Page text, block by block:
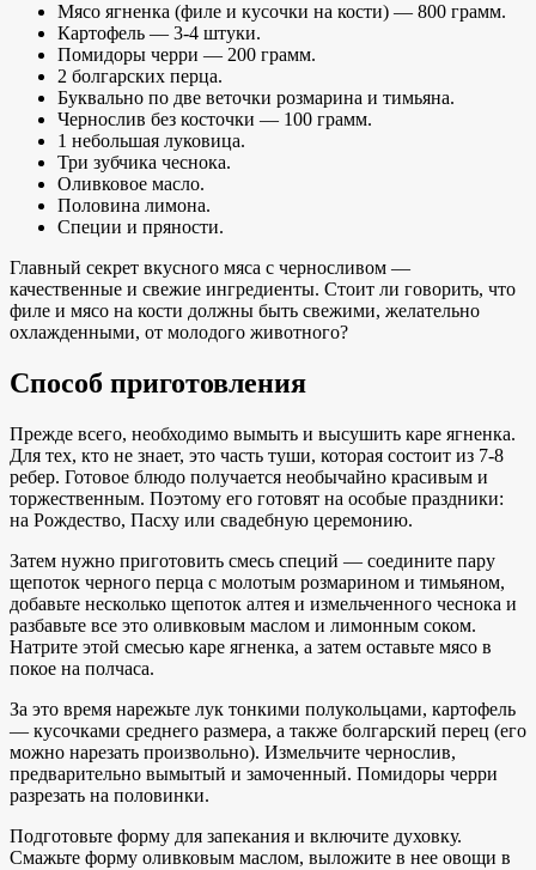
Мясо ягненка (филе и кусочки на кости) — 800 грамм.
Картофель — 3-4 штуки.
Помидоры черри — 200 грамм.
2 болгарских перца.
Буквально по две веточки розмарина и тимьяна.
Чернослив без косточки — 100 грамм.
1 небольшая луковица.
Три зубчика чеснока.
Оливковое масло.
Половина лимона.
Специи и пряности.
Главный секрет вкусного мяса с черносливом —
качественные и свежие ингредиенты. Стоит ли говорить, что
филе и мясо на кости должны быть свежими, желательно
охлажденными, от молодого животного?
Способ приготовления
Прежде всего, необходимо вымыть и высушить каре ягненка.
Для тех, кто не знает, это часть туши, которая состоит из 7-8
ребер. Готовое блюдо получается необычайно красивым и
торжественным. Поэтому его готовят на особые праздники:
на Рождество, Пасху или свадебную церемонию.
Затем нужно приготовить смесь специй — соедините пару
щепоток черного перца с молотым розмарином и тимьяном,
добавьте несколько щепоток алтея и измельченного чеснока и
разбавьте все это оливковым маслом и лимонным соком.
Натрите этой смесью каре ягненка, а затем оставьте мясо в
покое на полчаса.
За это время нарежьте лук тонкими полукольцами, картофель
— кусочками среднего размера, а также болгарский перец (его
можно нарезать произвольно). Измельчите чернослив,
предварительно вымытый и замоченный. Помидоры черри
разрезать на половинки.
Подготовьте форму для запекания и включите духовку.
Смажьте форму оливковым маслом, выложите в нее овощи в